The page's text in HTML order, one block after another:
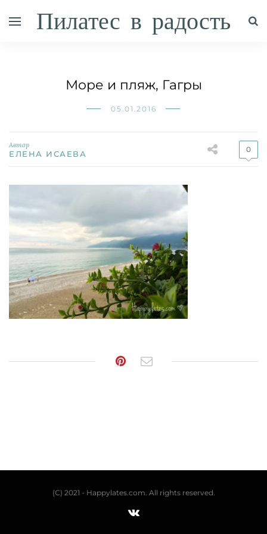
Пилатес в радость
Море и пляж, Гагры
05.01.2016
Автор
ЕЛЕНА ИСАЕВА 0
(C) 2021 - Happylates.com. All rights reserved.